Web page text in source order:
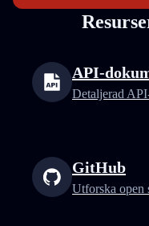
API-
Detaljerad
GitHub
Utforska open